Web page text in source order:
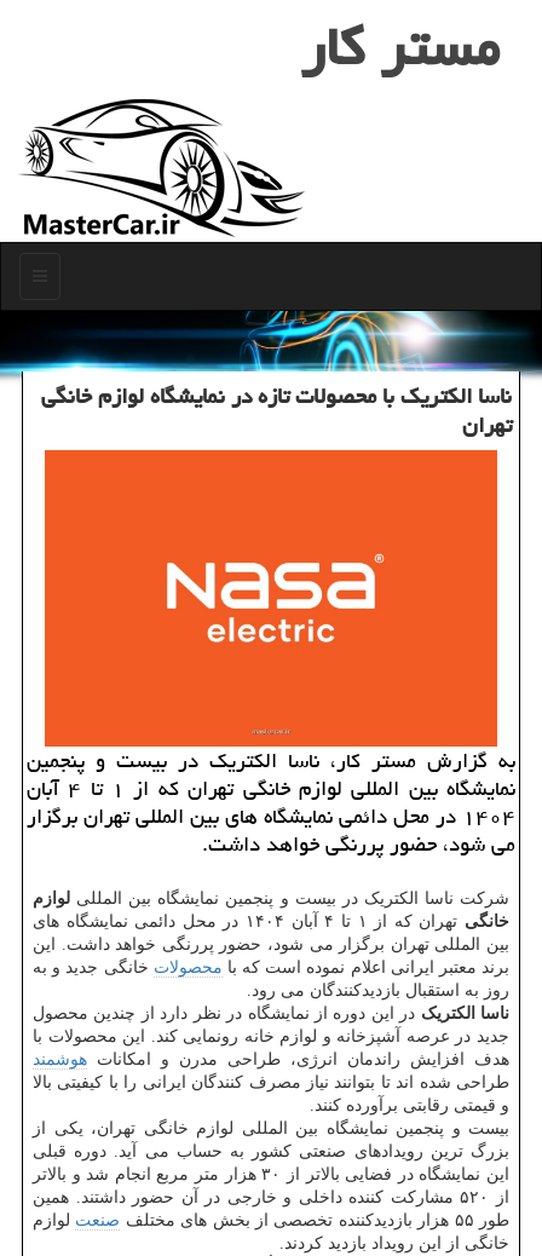
مستر كار
ناسا الکتریک با محصولات تازه در نمایشگاه لوازم خانگی
تهران
به گزارش مستر کار، ناسا الکتریک در بیست و پنجمین
نمایشگاه بین المللی لوازم خانگی تهران که از ۱ تا ۴ آبان
۱۴۰۴ در محل دائمی نمایشگاه های بین المللی تهران برگزار
می شود، حضور پررنگی خواهد داشت.
شرکت ناسا الکتریک در بیست و پنجمین نمایشگاه بین المللی لوازم
خانگی
تهران که از ۱ تا ۴ آبان ۱۴۰۴ در محل دائمی نمایشگاه های
بین المللی تهران برگزار می شود، حضور پررنگی خواهد داشت. این
برند معتبر ایرانی اعلام نموده است که با محصولات خانگی جدید و به
روز به استقبال بازدیدکنندگان می رود.
ناسا الکتریک در این دوره از نمایشگاه در نظر دارد از چندین محصول
جدید در عرصه آشپزخانه و لوازم خانه رونمایی کند. این محصولات با
هدف افزایش راندمان انرژی، طراحی مدرن و امکانات هوشمند
طراحی شده اند تا بتوانند نیاز مصرف کنندگان ایرانی را با کیفیتی بالا
و قیمتی رقابتی برآورده کنند.
بیست و پنجمین نمایشگاه بین المللی لوازم خانگی تهران، یکی از
بزرگ ترین رویدادهای صنعتی کشور به حساب می آید. دوره قبلی
این نمایشگاه در فضایی بالاتر از ۳۰ هزار متر مربع انجام شد و بالاتر
از ۵۲۰ مشارکت کننده داخلی و خارجی در آن حضور داشتند. همین
طور ۵۵ هزار بازدیدکننده تخصصی از بخش های مختلف
صنعت لوازم
خانگی از این رویداد بازدید کردند.